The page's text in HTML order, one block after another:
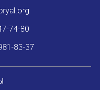
74-80
83-37